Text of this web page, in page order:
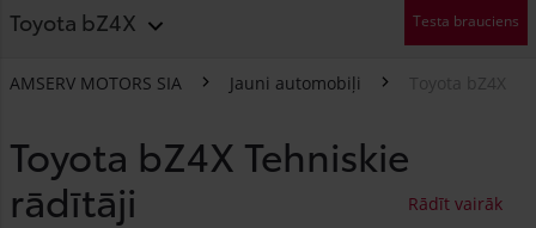
Toyota bZ4X Testa brauciens
AMSERV MOTORS SIA Jauni automobiļi Toyota bZ4X
Toyota bZ4X Tehniskie
rādītāji